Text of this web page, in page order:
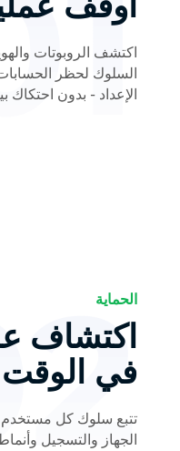
اكتشف الروبوتات
السلوك لحظر
الإعداد - بدون احتكاك
الحماية
اكتشاف
في الوقت
تتبع سلوك كل مستخدم
الجهاز والتسجيل